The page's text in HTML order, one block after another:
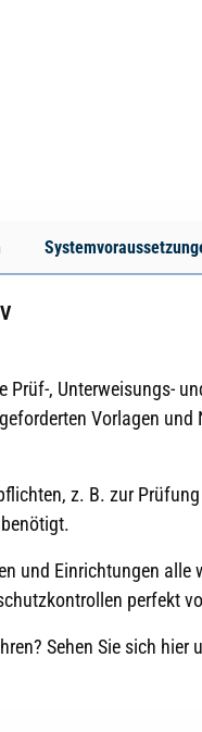
, Unterweisungs-
Vorlagen
z. B. zur
und Einrichtungen
perfekt
Sehen Sie sich hier